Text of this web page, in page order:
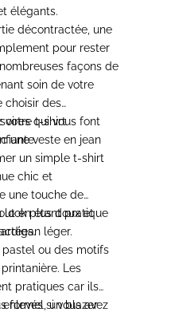
élégants.
décontractée, une
pour rester
façons de
soin de votre
choisir des
qui vous font
votre t-shirt
une veste en jean
un simple t-shirt
chic et
une touche de
en étant pratique
look plus doux et
léger.
pastel ou des motifs
Les
pratiques car ils
si vous avez
formel, un blazer